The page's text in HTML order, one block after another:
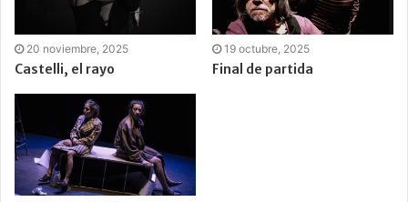
20 noviembre, 2025
Castelli, el rayo
19 octubre, 2025
Final de partida